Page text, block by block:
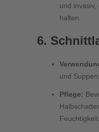
und
halten.
6.
und Suppen.
Pflege:
Feuchtigkeit.